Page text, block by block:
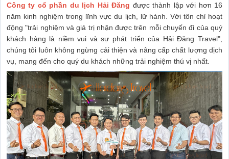
Công ty cổ phần du lịch Hải Đăng được thành lập với hơn 16
năm kinh nghiệm trong lĩnh vực du lịch, lữ hành. Với tôn chỉ hoạt
động "trải nghiệm và giá trị nhận được trên mỗi chuyến đi của quý
khách hàng là niềm vui và sự phát triển của Hải Đăng Travel",
chúng tôi luôn không ngừng cải thiện và nâng cấp chất lượng dịch
vụ, mang đến cho quý du khách những trải nghiệm thú vị nhất.